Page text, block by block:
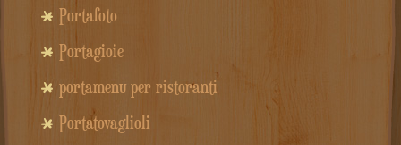
Portafoto
Portagioie
portamenu per ristoranti
Portatovaglioli